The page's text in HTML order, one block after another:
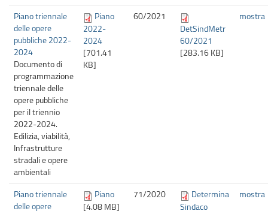
Piano triennale
delle opere
pubbliche 2022-
2024
Documento di
programmazione
triennale delle
opere pubbliche
per il triennio
2022-2024.
Edilizia, viabilità,
Infrastrutture
stradali e opere
ambientali
Piano
2022-
2024
[701.41
KB]
60/2021
DetSindMetr
60/2021
[283.16 KB]
mostra
Piano triennale
delle opere
Piano
[4.08 MB]
71/2020
Determina
Sindaco
mostra